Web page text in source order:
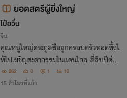
ยอดสตรีผู้ยิ่งใหญ่
ไป๋อวิ๋น
จีน
คุณหนูใหญ่ตระกูลซือถูกครอบครัวทอดทิ้งใ
ห้ไปเผชิญชะตากรรมในแดนไกล สี่สิบปีต่อม
านางหวนคืนสู่เมืองหลวงอีกครั้งในรูปโฉมข
องหญิงสาววัยยี่สิบที่กาลเวลาไม่อาจทำร้าย
262 0 1 10
15 ชั่วโมงที่แล้ว